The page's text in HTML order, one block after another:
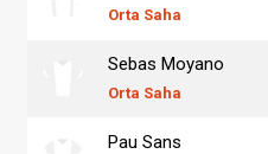
Orta Saha
Sebas Moyano
Orta Saha
Pau Sans